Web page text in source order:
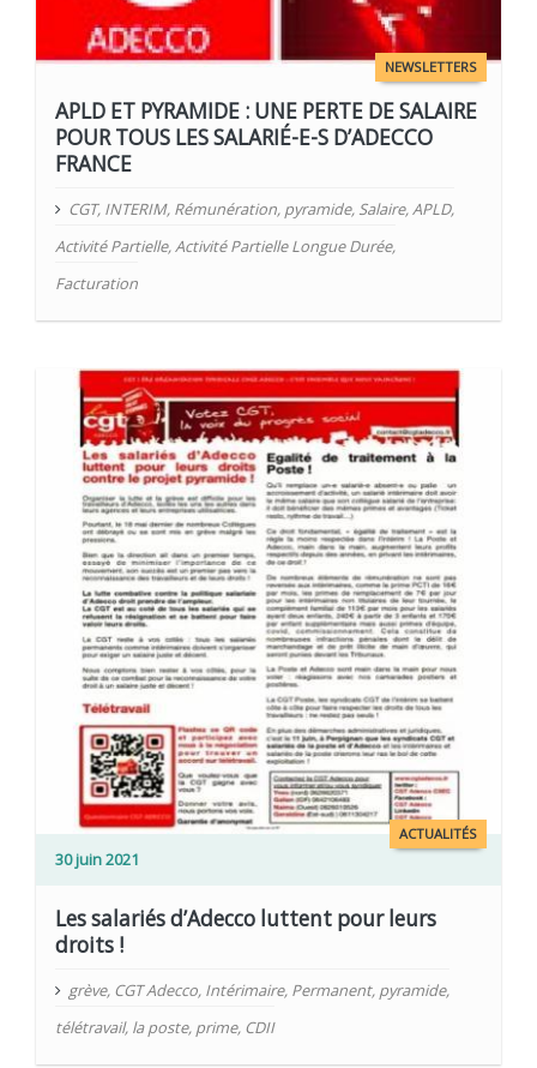
NEWSLETTERS
APLD ET PYRAMIDE : UNE PERTE DE SALAIRE
POUR TOUS LES SALARIÉ-E-S D’ADECCO
FRANCE
CGT, INTERIM, Rémunération, pyramide, Salaire,APLD,
Activité Partielle,Activité Partielle Longue Durée,
Facturation
ACTUALITÉS
30 juin 2021
Les salariés d’Adecco luttent pour leurs
droits !
grève, CGT Adecco, Intérimaire, Permanent, pyramide,
télétravail, la poste, prime, CDII